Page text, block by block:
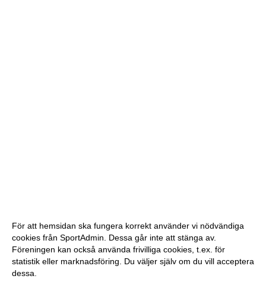
För att hemsidan ska fungera korrekt använder vi nödvändiga
cookies från SportAdmin. Dessa går inte att stänga av.
Föreningen kan också använda frivilliga cookies, t.ex. för
statistik eller marknadsföring. Du väljer själv om du vill acceptera
dessa.